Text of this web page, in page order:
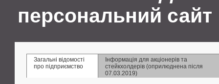
персональний сайт
Загальні відомості
про підприємство
Інформація для акціонерів та
стейкхолдерів (оприлюднена після
07.03.2019)